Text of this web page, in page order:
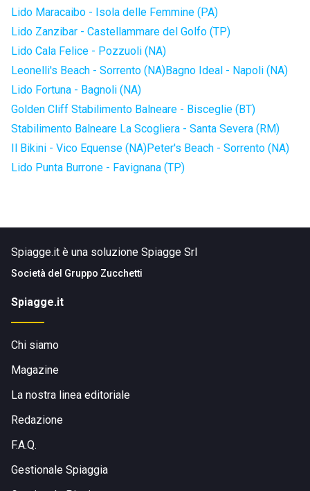
Lido Maracaibo - Isola delle Femmine (PA)
Lido Zanzibar - Castellammare del Golfo (TP)
Lido Cala Felice - Pozzuoli (NA)
Leonelli's Beach - Sorrento (NA)Bagno Ideal - Napoli (NA)
Lido Fortuna - Bagnoli (NA)
Golden Cliff Stabilimento Balneare - Bisceglie (BT)
Stabilimento Balneare La Scogliera - Santa Severa (RM)
Il Bikini - Vico Equense (NA)Peter's Beach - Sorrento (NA)
Lido Punta Burrone - Favignana (TP)
Spiagge.it è una soluzione Spiagge Srl
Società del Gruppo Zucchetti
Spiagge.it
Chi siamo
Magazine
La nostra linea editoriale
Redazione
F.A.Q.
Gestionale Spiaggia